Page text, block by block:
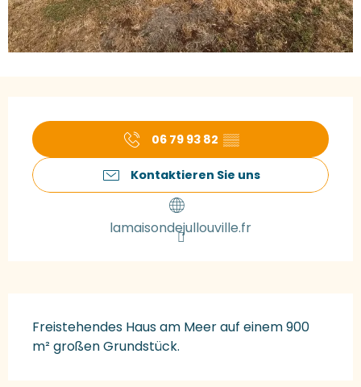
06 79 93 82 ▒▒
Kontaktieren Sie uns
lamaisondejullouville.fr
Freistehendes Haus am Meer auf einem 900
m² großen Grundstück.